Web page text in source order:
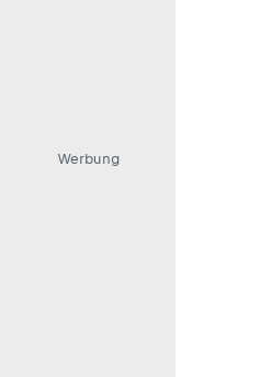
Werbung